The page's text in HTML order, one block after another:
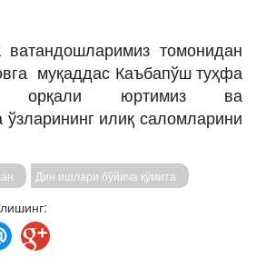
ватандошларимиз томонидан
муқаддас Каъбапўш туҳфа
орқали юртимиз ва
илиқ саломларини
Дин ишлари бўйича қўмита